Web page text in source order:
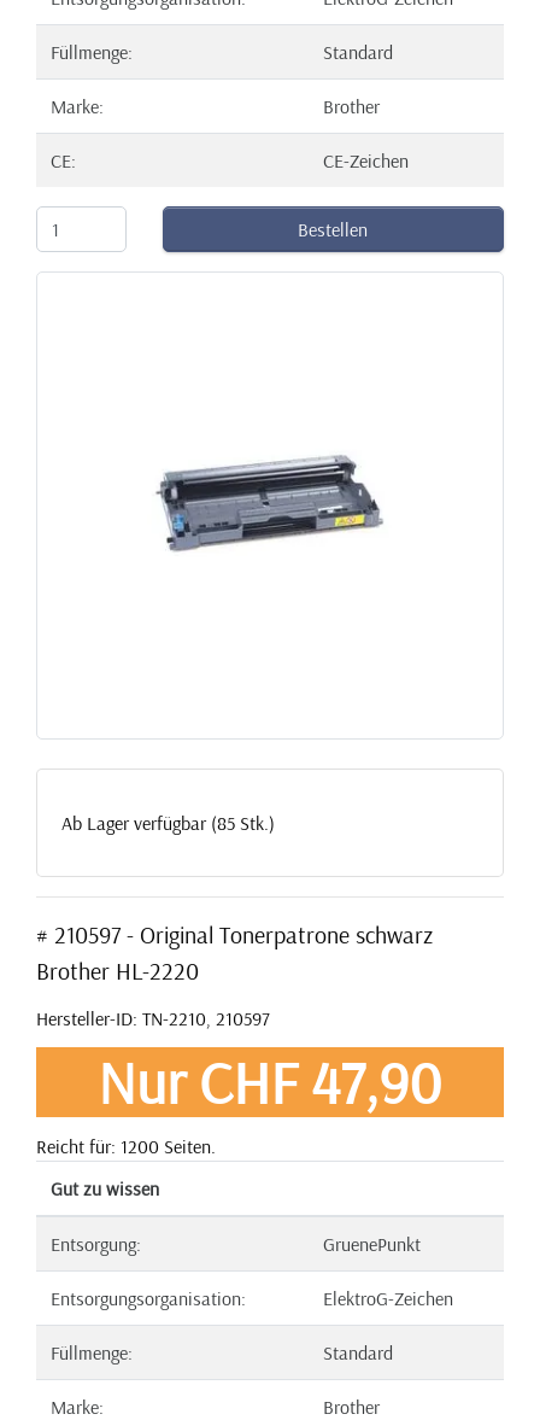
Füllmenge: Standard
Marke: Brother
CE: CE-Zeichen
Bestellen
Ab Lager verfügbar (85 Stk.)
# 210597 - Original Tonerpatrone schwarz
Brother HL-2220
Hersteller-ID: TN-2210, 210597
Nur CHF 47,90
Reicht für: 1200 Seiten.
Gut zu wissen
Entsorgung: GruenePunkt
Entsorgungsorganisation: ElektroG-Zeichen
Füllmenge: Standard
Marke: Brother